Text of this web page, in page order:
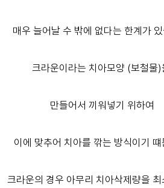
매우 늘어날 수 밖에 없다는 한계가
크라운이라는 치아모양 (보철물
만들어서 끼워넣기 위하여
이에 맞추어 치아를 깎는 방식이기
크라운의 경우 아무리 치아삭제량을